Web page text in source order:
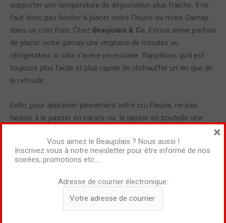
supporter une température de dégustation plus fraîche. Il ne
faut donc pas hésiter à placer notre Fleurie ou notre Gamay
dans un coin frais. Chez Beaujolais & Co, il nous arrive parfois
de placer notre gamay une vingtaine de minutes au
réfrigérateur si cela s’avère nécessaire. Rappelons qu’il est
toujours plus facile et plus rapide de réchauffer un vin que de
le refroidir.
Enfin, pour apprécier pleinement votre cru Fleurie, ne pas
hésiter à le passer en carafe ou le laisser en bouteille une
millésime qui a moins de deux ans.
Cette section sera complétée d’ici peu 😉
Quand boire un Fleurie ?
Vous aimez le Beaujolais ? Nous aussi !
Inscrivez vous à notre newsletter pour être informé de nos
soirées, promotions etc….
Adresse de courrier électronique:
×